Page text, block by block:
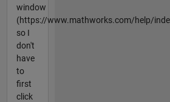
window
(https://www.mathworks.com/help/
so I
don't
have
to
first
click